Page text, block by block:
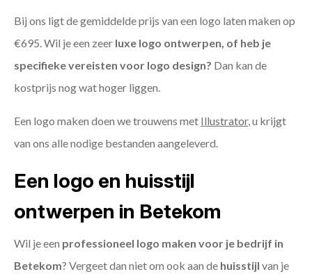
Bij ons ligt de gemiddelde prijs van een logo laten maken op
€695. Wil je een zeer luxe logo ontwerpen, of heb je
specifieke vereisten voor logo design? Dan kan de
kostprijs nog wat hoger liggen.
Een logo maken doen we trouwens met Illustrator, u krijgt
van ons alle nodige bestanden aangeleverd.
Een logo en huisstijl
ontwerpen in Betekom
Wil je een professioneel logo maken voor je bedrijf in
Betekom? Vergeet dan niet om ook aan de huisstijl van je